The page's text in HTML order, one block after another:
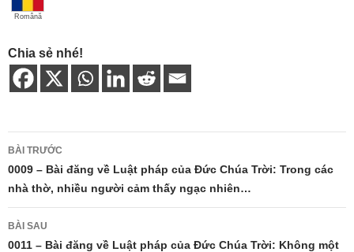
Română
Chia sẻ nhé!
Điều
hướng
bài
viết
BÀI TRƯỚC
0009 – Bài đăng về Luật pháp của Đức Chúa Trời: Trong các
nhà thờ, nhiều người cảm thấy ngạc nhiên…
BÀI SAU
0011 – Bài đăng về Luật pháp của Đức Chúa Trời: Không một